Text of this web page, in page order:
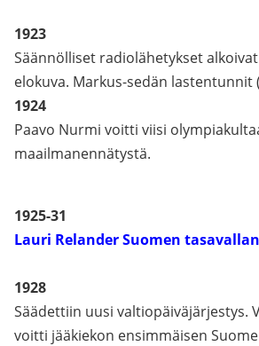
1923
Säännölliset radiolähetykset
elokuva. Markus-sedän lastentunnit
1924
Paavo Nurmi voitti viisi
maailmanennätystä.
1925-31
Lauri Relander Suomen
1928
Säädettiin uusi valtiopäiväjärjestys.
voitti jääkiekon ensimmäisen